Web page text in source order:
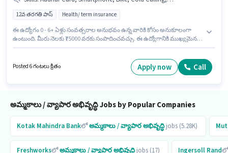
12వ తరగతి పాస్ Health/ term insurance
ఈ ఉద్యోగం 0 - 6+ ఏళ్లు సంవత్సరాల అనుభవం ఉన్న వారికి కోసం అనుకూలంగా
ఉంటుంది. మీరు నెలకు ₹75000 వరకు సంపాదించవచ్చు. ఈ ఉద్యోగానికి ముఖ్యమైన
ఉద్యోగానికి దరఖాస్తు చేయాలనుకునే అభ్యర్థి వద్ద Bike, Smartphone, Internet
Connection ఉండాలి. ఈ ఉద్యోగం శక్తి నగర్, ఢిల్లీ లో ఉంది. ఈ ఉద్యోగానికి అర్హత
Posted 6 గంటలు క్రితం Apply now Call
అమ్మకాలు / వ్యాపార అభివృద్ధి Jobs by Popular Companies
Kotak Mahindra Bankలోఅమ్మకాలు / వ్యాపార అభివృద్ధిjobs (5.28K)
Freshworksలోఅమ్మకాలు / వ్యాపార అభివృద్ధిjobs (17) Ingersoll Rand